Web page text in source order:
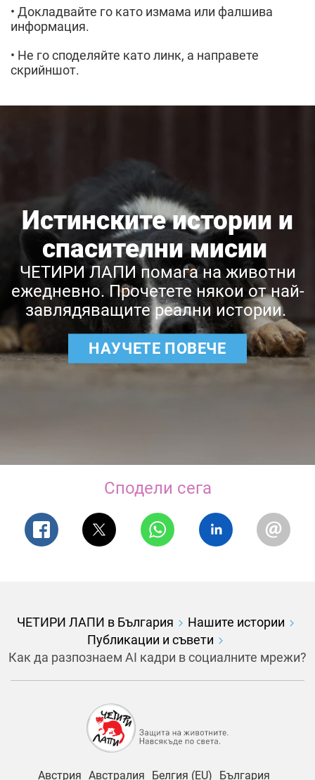
• Докладвайте го като измама или фалшива
информация.
• Не го споделяйте като линк, а направете
скрийншот.
Истинските истории и
спасителни мисии
ЧЕТИРИ ЛАПИ помага на животни
ежедневно. Прочетете някои от най-
завлядяващите реални истории.
НАУЧЕТЕ ПОВЕЧЕ
Сподели сега
ЧЕТИРИ ЛАПИ в България
Нашите истории
Публикации и съвети
Как да разпознаем AI кадри в социалните мрежи?
Австрия Австралия Белгия (EU) България